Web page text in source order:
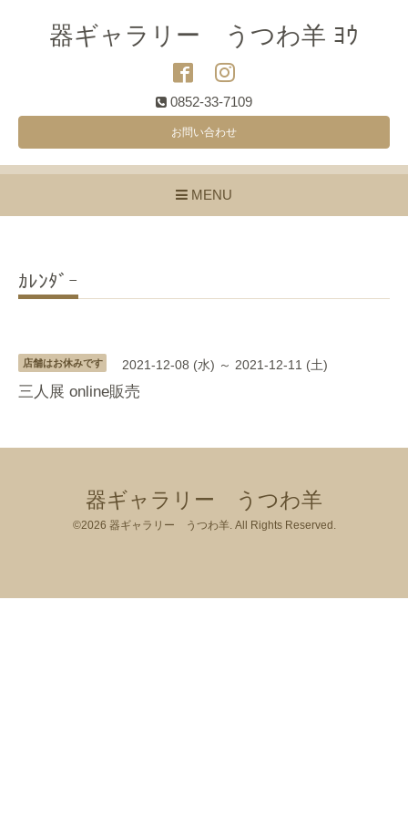
器ギャラリー うつわ羊 ﾖｳ
0852-33-7109
お問い合わせ
MENU
ｶﾚﾝﾀﾞｰ
店舗はお休みです 2021-12-08 (水) ～ 2021-12-11 (土)
三人展 online販売
器ギャラリー うつわ羊
©2026 器ギャラリー うつわ羊. All Rights Reserved.